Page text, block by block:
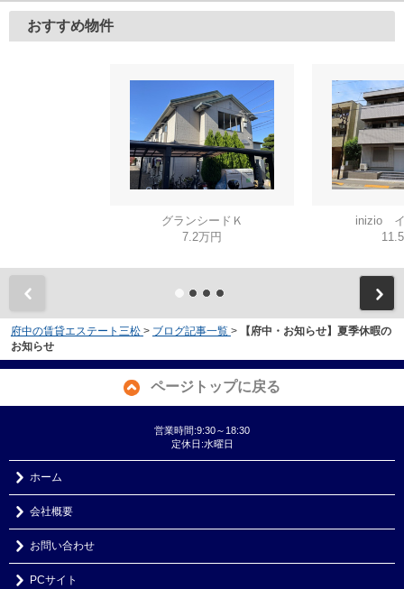
おすすめ物件
グランシードＫ
7.2万円
inizio
府中の賃貸エステート三松 > ブログ記事一覧 >
【府中・お知らせ】夏季休暇の
お知らせ
ページトップに戻る
営業時間:9:30～18:30
定休日:水曜日
ホーム
会社概要
お問い合わせ
PCサイト